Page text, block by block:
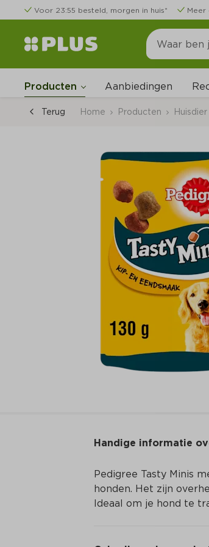
Voor 23:55 besteld, morgen in huis* Meer
Producten Aanbiedingen
Terug Home Producten Huisdier
Handige informatie
Pedigree Tasty Minis
honden. Het zijn
Ideaal om je hond te